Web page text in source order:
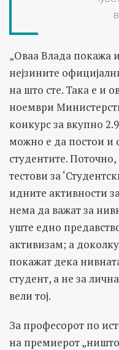
„Оваа Влада покажа
нејзините
на што сте. Така е и
ноември
конкурс за вкупно
можно е да постои и
студентите.
тестови за
идните активности
нема да важат за
уште едно
активизам; а
покажат дека
студент, а не за
вели тој.
За професорот по
на премиерот